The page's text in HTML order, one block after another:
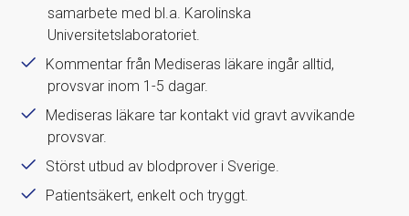
samarbete med bl.a. Karolinska
Universitetslaboratoriet.
Kommentar från Mediseras läkare ingår alltid,
provsvar inom 1-5 dagar.
Mediseras läkare tar kontakt vid gravt avvikande
provsvar.
Störst utbud av blodprover i Sverige.
Patientsäkert, enkelt och tryggt.